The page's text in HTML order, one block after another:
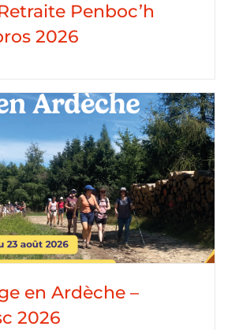
Penboc’h
2026
en Ardèche –
2026